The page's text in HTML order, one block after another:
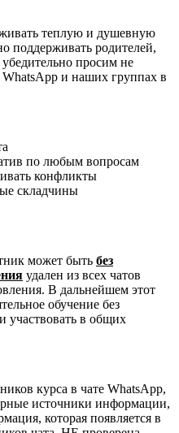
теплую и душевную
поддерживать родителей,
просим не
и наших группах в
по любым вопросам
конфликты
складчины
может быть без
удален из всех чатов
В дальнейшем этот
обучение без
участвовать в общих
курса в чате WhatsApp,
источники информации,
которая появляется в